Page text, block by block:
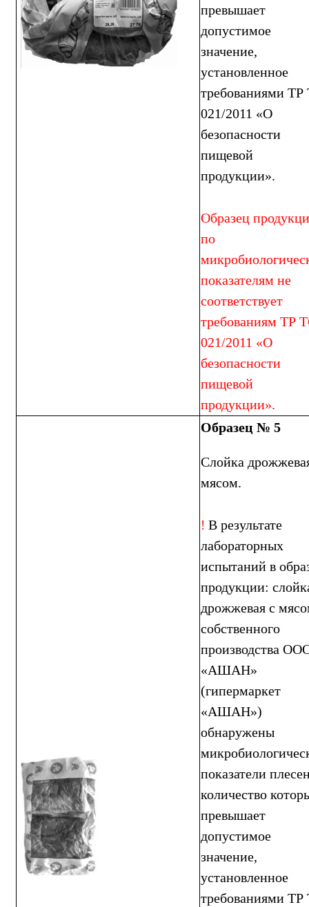
превышает
допустимое
значение,
установленное
требованиями ТР
021/2011 «О
безопасности
пищевой
продукции».
Образец
по
показателям не
соответствует
требованиям ТР
021/2011 «О
безопасности
пищевой
продукции».
Образец № 5
Слойка
мясом.
! В результате
лабораторных
испытаний в
продукции:
дрожжевая с
собственного
производства
«АШАН»
(гипермаркет
«АШАН»)
обнаружены
показатели
количество
превышает
допустимое
значение,
установленное
требованиями ТР